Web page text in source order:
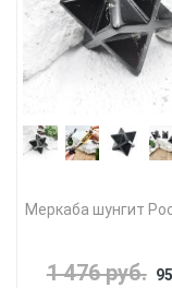
Меркаба шунгит
1 476 руб.